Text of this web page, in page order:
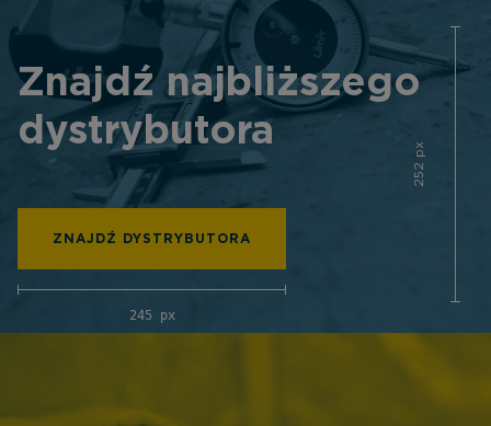
Znajdź najbliższego
dystrybutora
ZNAJDŹ DYSTRYBUTORA
245 px
252 px